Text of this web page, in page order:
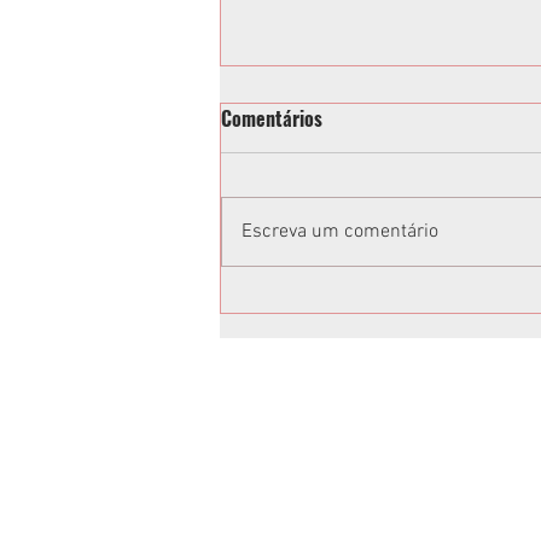
Toninho e Alisson Wandscheer
Comentários
Escreva um comentário